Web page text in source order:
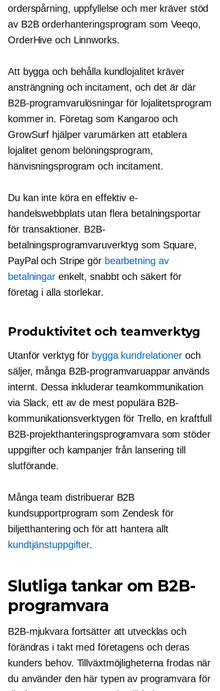
orderspårning, uppfyllelse och mer kräver stöd
av B2B orderhanteringsprogram som Veeqo,
OrderHive och Linnworks.
Att bygga och behålla kundlojalitet kräver
ansträngning och incitament, och det är där
B2B-programvarulösningar för lojalitetsprogram
kommer in. Företag som Kangaroo och
GrowSurf hjälper varumärken att etablera
lojalitet genom belöningsprogram,
hänvisningsprogram och incitament.
Du kan inte köra en effektiv e-
handelswebbplats utan flera betalningsportar
för transaktioner. B2B-
betalningsprogramvaruverktyg som Square,
PayPal och Stripe gör bearbetning av
betalningarenkelt, snabbt och säkert för
företag i alla storlekar.
Produktivitet och teamverktyg
Utanför verktyg för bygga kundrelationer och
säljer, många B2B-programvaruappar används
internt. Dessa inkluderar teamkommunikation
via Slack, ett av de mest populära B2B-
kommunikationsverktygen för Trello, en kraftfull
B2B-projekthanteringsprogramvara som stöder
uppgifter och kampanjer från lansering till
slutförande.
Många team distribuerar B2B
kundsupportprogram som Zendesk för
biljetthantering och för att hantera allt
kundtjänstuppgifter.
Slutliga tankar om B2B-
programvara
B2B-mjukvara fortsätter att utvecklas och
förändras i takt med företagens och deras
kunders behov. Tillväxtmöjligheterna frodas när
du använder den här typen av programvara för